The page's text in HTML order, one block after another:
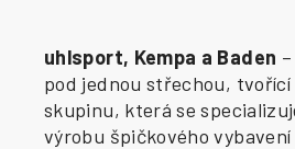
uhlsport, Kempa a Baden
pod jednou střechou, tvořící
skupinu, která se
výrobu špičkového